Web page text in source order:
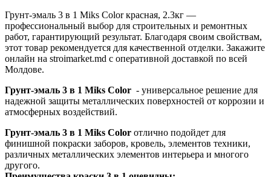
Грунт-эмаль 3 в 1 Miks Color красная, 2.3кг —
профессиональный выбор для строительных и ремонтных
работ, гарантирующий результат. Благодаря своим свойствам,
этот товар рекомендуется для качественной отделки. Закажите
онлайн на stroimarket.md с оперативной доставкой по всей
Молдове.
Грунт-эмаль 3 в 1 Miks Color - универсальное решение для
надежной защиты металлических поверхностей от коррозии и
атмосферных воздействий.
Грунт-эмаль 3 в 1 Miks Color отлично подойдет для
финишной покраски заборов, кровель, элементов техники,
различных металлических элементов интерьера и многого
другого.